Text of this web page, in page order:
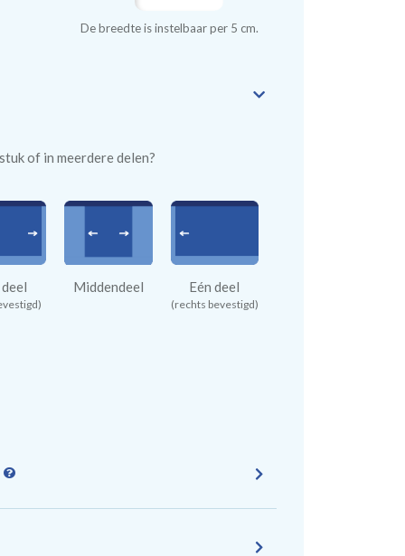
De breedte is instelbaar per 5 cm.
of in meerdere delen?
Middendeel Eén deel
(rechts bevestigd)